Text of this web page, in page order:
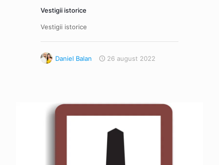
Vestigii istorice
Vestigii istorice
Daniel Balan 26 august 2022